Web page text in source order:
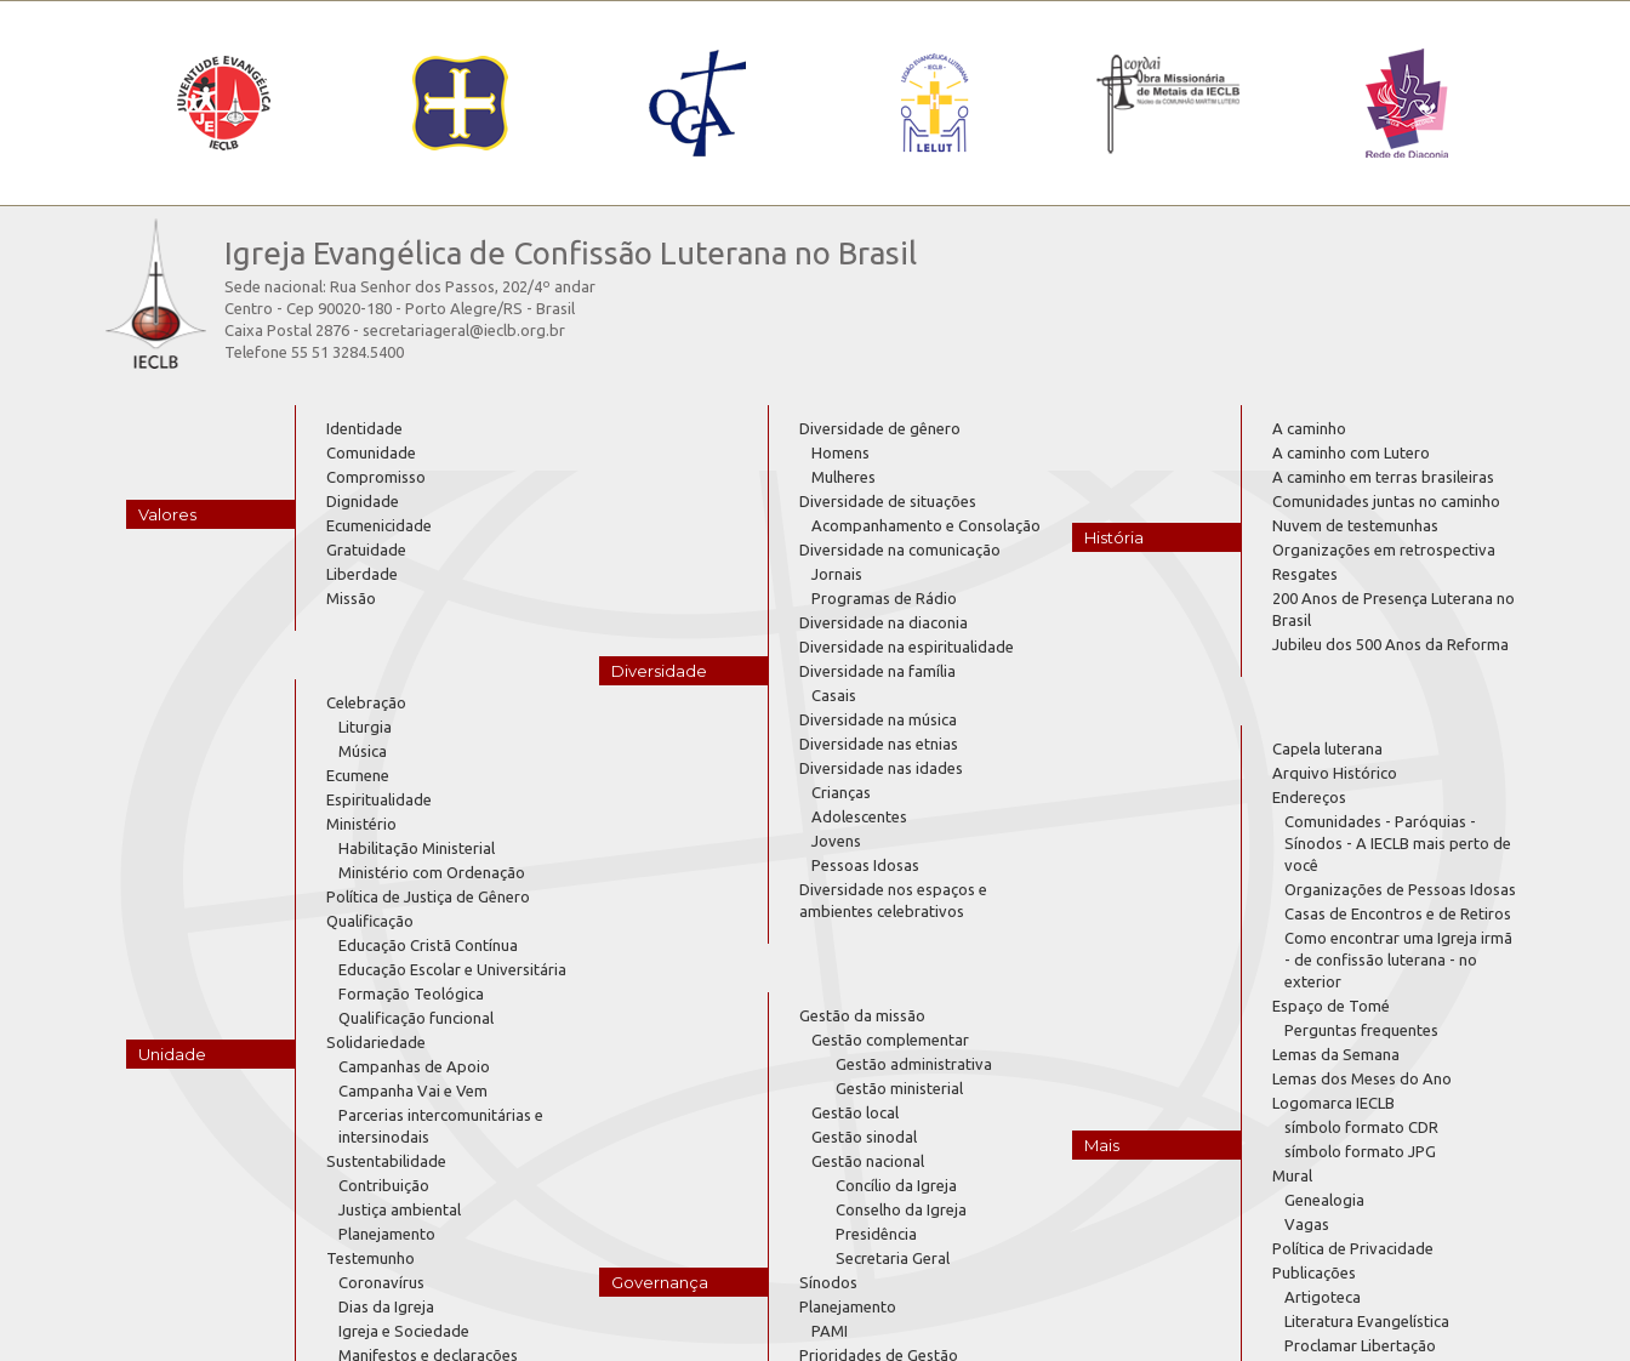
Igreja Evangélica de Confissão Luterana no Brasil
Sede nacional: Rua Senhor dos Passos, 202/4º andar
Centro - Cep 90020-180 - Porto Alegre/RS - Brasil
Caixa Postal 2876 - secretariageral@ieclb.org.br
Telefone 55 51 3284.5400
Valores
Identidade
Comunidade
Compromisso
Dignidade
Ecumenicidade
Gratuidade
Liberdade
Missão
Unidade
Celebração
Liturgia
Música
Ecumene
Espiritualidade
Ministério
Habilitação Ministerial
Ministério com Ordenação
Política de Justiça de Gênero
Qualificação
Educação Cristã Contínua
Educação Escolar e Universitária
Formação Teológica
Qualificação funcional
Solidariedade
Campanhas de Apoio
Campanha Vai e Vem
Parcerias intercomunitárias e
intersinodais
Sustentabilidade
Contribuição
Justiça ambiental
Planejamento
Testemunho
Coronavírus
Dias da Igreja
Igreja e Sociedade
Manifestos e declarações
Diversidade
Diversidade de gênero
Homens
Mulheres
Diversidade de situações
Acompanhamento e Consolação
Diversidade na comunicação
Jornais
Programas de Rádio
Diversidade na diaconia
Diversidade na espiritualidade
Diversidade na família
Casais
Diversidade na música
Diversidade nas etnias
Diversidade nas idades
Crianças
Adolescentes
Jovens
Pessoas Idosas
Diversidade nos espaços e
ambientes celebrativos
Governança
Gestão da missão
Gestão complementar
Gestão administrativa
Gestão ministerial
Gestão local
Gestão sinodal
Gestão nacional
Concílio da Igreja
Conselho da Igreja
Presidência
Secretaria Geral
Sínodos
Planejamento
PAMI
Prioridades de Gestão
História
A caminho
A caminho com Lutero
A caminho em terras brasileiras
Comunidades juntas no caminho
Nuvem de testemunhas
Organizações em retrospectiva
Resgates
200 Anos de Presença Luterana no
Brasil
Jubileu dos 500 Anos da Reforma
Mais
Capela luterana
Arquivo Histórico
Endereços
Comunidades - Paróquias -
Sínodos - A IECLB mais perto de
você
Organizações de Pessoas Idosas
Casas de Encontros e de Retiros
Como encontrar uma Igreja irmã
- de confissão luterana - no
exterior
Espaço de Tomé
Perguntas frequentes
Lemas da Semana
Lemas dos Meses do Ano
Logomarca IECLB
símbolo formato CDR
símbolo formato JPG
Mural
Genealogia
Vagas
Política de Privacidade
Publicações
Artigoteca
Literatura Evangelística
Proclamar Libertação